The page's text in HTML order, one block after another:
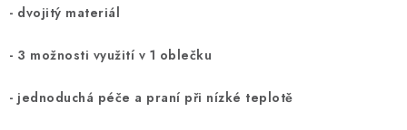
- dvojitý materiál
- 3 možnosti využití v 1 oblečku
- jednoduchá péče a praní při nízké teplotě